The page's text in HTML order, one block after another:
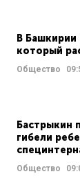
В
который
Общество
Бастрыкин
гибели
Общество